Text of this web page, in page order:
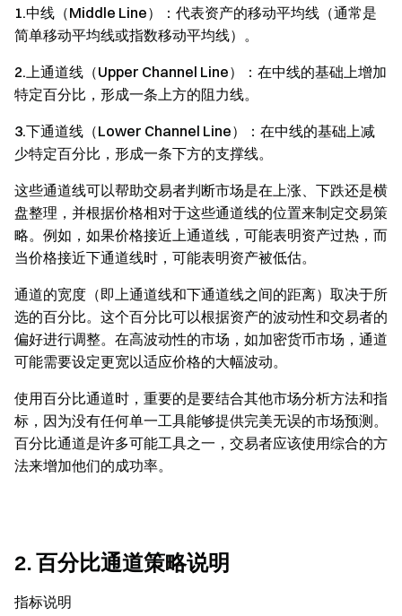
1.中线（Middle Line）
：代表资产的移动平均线（通常是
简单移动平均线或指数移动平均线）。
2.上通道线（Upper Channel Line）
：在中线的基础上增加
特定百分比，形成一条上方的阻力线。
3.下通道线（Lower Channel Line）
：在中线的基础上减
少特定百分比，形成一条下方的支撑线。
这些通道线可以帮助交易者判断市场是在上涨、下跌还是横
盘整理，并根据价格相对于这些通道线的位置来制定交易策
略。例如，如果价格接近上通道线，可能表明资产过热，而
当价格接近下通道线时，可能表明资产被低估。
通道的宽度（即上通道线和下通道线之间的距离）取决于所
选的百分比。这个百分比可以根据资产的波动性和交易者的
偏好进行调整。在高波动性的市场，如加密货币市场，通道
可能需要设定更宽以适应价格的大幅波动。
使用百分比通道时，重要的是要结合其他市场分析方法和指
标，因为没有任何单一工具能够提供完美无误的市场预测。
百分比通道是许多可能工具之一，交易者应该使用综合的方
法来增加他们的成功率。
2. 百分比通道策略说明
指标说明